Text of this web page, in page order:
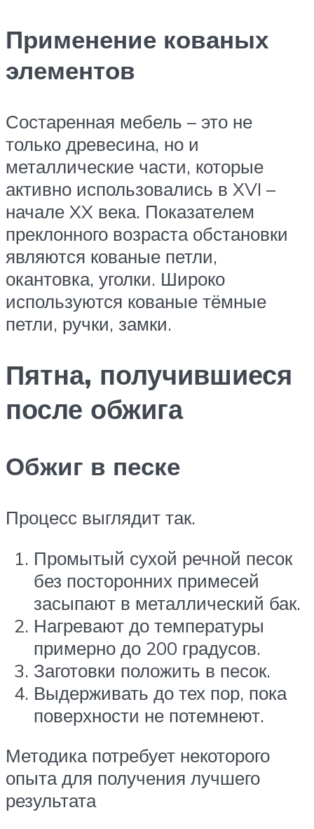
Применение кованых
элементов
Состаренная мебель – это не
только древесина, но и
металлические части, которые
активно использовались в XVI –
начале XX века. Показателем
преклонного возраста обстановки
являются кованые петли,
окантовка, уголки. Широко
используются кованые тёмные
петли, ручки, замки.
Пятна, получившиеся
после обжига
Обжиг в песке
Процесс выглядит так.
Промытый сухой речной песок
без посторонних примесей
засыпают в металлический бак.
Нагревают до температуры
примерно до 200 градусов.
Заготовки положить в песок.
Выдерживать до тех пор, пока
поверхности не потемнеют.
Методика потребует некоторого
опыта для получения лучшего
результата